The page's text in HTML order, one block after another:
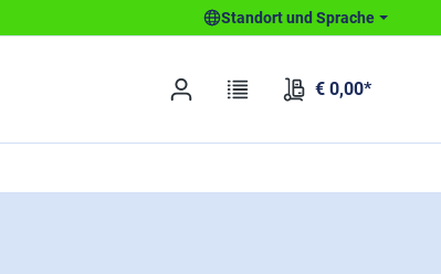
Standort und Sprache
€ 0,00*